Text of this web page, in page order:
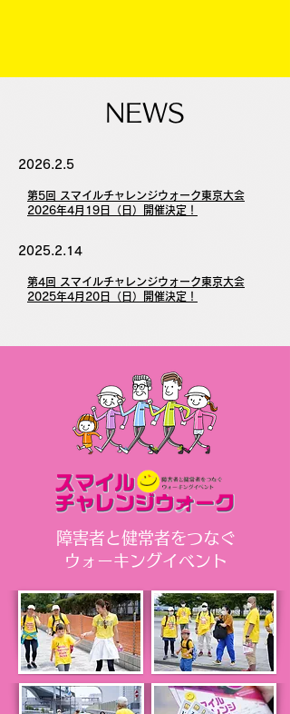
NEWS
2026.2.5
第5回 スマイルチャレンジウォーク東京大会
2026年4月19日（日）開催決定！
2025.2.14
第4回 スマイルチャレンジウォーク東京大会
2025年4月20日（日）開催決定！
障害者と健常者をつなぐ
ウォーキングイベント